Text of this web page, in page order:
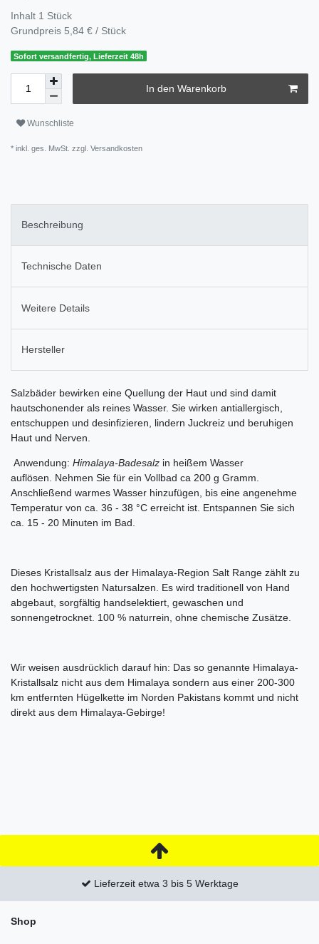
Inhalt 1 Stück
Grundpreis 5,84 € / Stück
Sofort versandfertig, Lieferzeit 48h
In den Warenkorb
Wunschliste
* inkl. ges. MwSt. zzgl. Versandkosten
Beschreibung
Technische Daten
Weitere Details
Hersteller
Salzbäder bewirken eine Quellung der Haut und sind damit
hautschonender als reines Wasser. Sie wirken antiallergisch,
entschuppen und desinfizieren, lindern Juckreiz und beruhigen
Haut und Nerven.
Anwendung: Himalaya-Badesalz in heißem Wasser
auflösen. Nehmen Sie für ein Vollbad ca 200 g Gramm.
Anschließend warmes Wasser hinzufügen, bis eine angenehme
Temperatur von ca. 36 - 38 °C erreicht ist. Entspannen Sie sich
ca. 15 - 20 Minuten im Bad.
Dieses Kristallsalz aus der Himalaya-Region Salt Range zählt zu
den hochwertigsten Natursalzen. Es wird traditionell von Hand
abgebaut, sorgfältig handselektiert, gewaschen und
sonnengetrocknet. 100 % naturrein, ohne chemische Zusätze.
Wir weisen ausdrücklich darauf hin: Das so genannte Himalaya-
Kristallsalz nicht aus dem Himalaya sondern aus einer 200-300
km entfernten Hügelkette im Norden Pakistans kommt und nicht
direkt aus dem Himalaya-Gebirge!
Lieferzeit etwa 3 bis 5 Werktage
Shop